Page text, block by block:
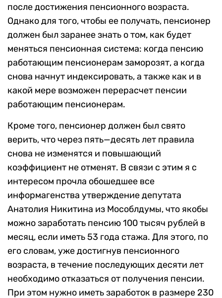
после достижения пенсионного возраста.
Однако для того, чтобы ее получать, пенсионер
должен был заранее знать о том, как будет
меняться пенсионная система: когда пенсию
работающим пенсионерам заморозят, а когда
снова начнут индексировать, а также как и в
какой мере возможен перерасчет пенсии
работающим пенсионерам.
Кроме того, пенсионер должен был свято
верить, что через пять—десять лет правила
снова не изменятся и повышающий
коэффициент не отменят. В связи с этим я с
интересом прочла обошедшее все
информагенства утверждение депутата
Анатолия Никитина из Мособлдумы, что якобы
можно заработать пенсию 100 тысяч рублей в
месяц, если иметь 53 года стажа. Для этого, по
его словам, уже достигнув пенсионного
возраста, в течение последующих десяти лет
необходимо отказаться от получения пенсии.
При этом нужно иметь заработок в размере 230